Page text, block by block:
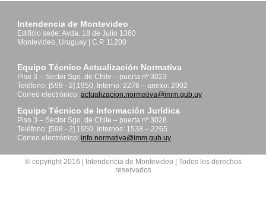
Intendencia de Montevideo
Edificio sede: Avda. 18 de Julio 1360
Montevideo, Uruguay | C.P. 11200
Equipo Técnico Actualización Normativa
Piso 3 – Sector Sgo. de Chile – puerta nº 3023
Teléfono: [598 - 2] 1950, Interno: 2276 – anexo: 2902
Correo electrónico: actualizacion.normativa@imm.gub.uy
Equipo Técnico de Información Jurídica
Piso 3 – Sector Sgo. de Chile – puerta nº 3028
Teléfono: [598 - 2] 1950, Internos: 1538 – 2265
Correo electrónico: info.normativa@imm.gub.uy
© copyright 2016 | Intendencia de Montevideo | Todos los derechos
reservados